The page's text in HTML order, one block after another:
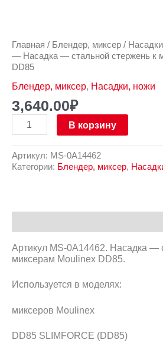
Главная / Блендер, миксер /
— Насадка — стальной стержень к
DD85
Блендер, миксер, Насадки, ножи
3,640.00₽
В корзину
Артикул: MS-0A14462
Категории: Блендер, миксер,
Артикул MS-0A14462. Насадка —
миксерам Moulinex DD85.
Используется в моделях:
миксеров Moulinex
DD85 SLIMFORCE (DD85)